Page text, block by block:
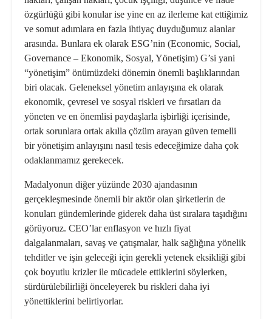
özgürlüğü gibi konular ise yine en az ilerleme kat ettiğimiz
ve somut adımlara en fazla ihtiyaç duyduğumuz alanlar
arasında. Bunlara ek olarak ESG’nin (Economic, Social,
Governance – Ekonomik, Sosyal, Yönetişim) G’si yani
“yönetişim” önümüzdeki dönemin önemli başlıklarından
biri olacak. Geleneksel yönetim anlayışına ek olarak
ekonomik, çevresel ve sosyal riskleri ve fırsatları da
yöneten ve en önemlisi paydaşlarla işbirliği içerisinde,
ortak sorunlara ortak akılla çözüm arayan güven temelli
bir yönetişim anlayışını nasıl tesis edeceğimize daha çok
odaklanmamız gerekecek.
Madalyonun diğer yüzünde 2030 ajandasının
gerçekleşmesinde önemli bir aktör olan şirketlerin de
konuları gündemlerinde giderek daha üst sıralara taşıdığını
görüyoruz. CEO’lar enflasyon ve hızlı fiyat
dalgalanmaları, savaş ve çatışmalar, halk sağlığına yönelik
tehditler ve işin geleceği için gerekli yetenek eksikliği gibi
çok boyutlu krizler ile mücadele ettiklerini söylerken,
sürdürülebilirliği önceleyerek bu riskleri daha iyi
yönettiklerini belirtiyorlar.